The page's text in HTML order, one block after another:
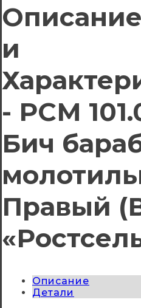
и
- РСМ
Бич
Правый
Описание
Детали